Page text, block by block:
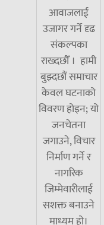
आवाजलाई
उजागर गर्ने दृढ
संकल्पका
राख्दछौँ । हामी
बुझ्दछौं समाचार
केवल घटनाको
विवरण होइन; यो
जनचेतना
जगाउने, विचार
निर्माण गर्ने र
नागरिक
जिम्मेवारीलाई
सशक्त बनाउने